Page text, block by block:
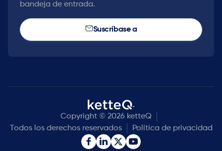
bandeja de entrada.
Suscríbase a
Copyright © 2026 ketteQ
Todos los derechos reservados
Política de privacidad
 